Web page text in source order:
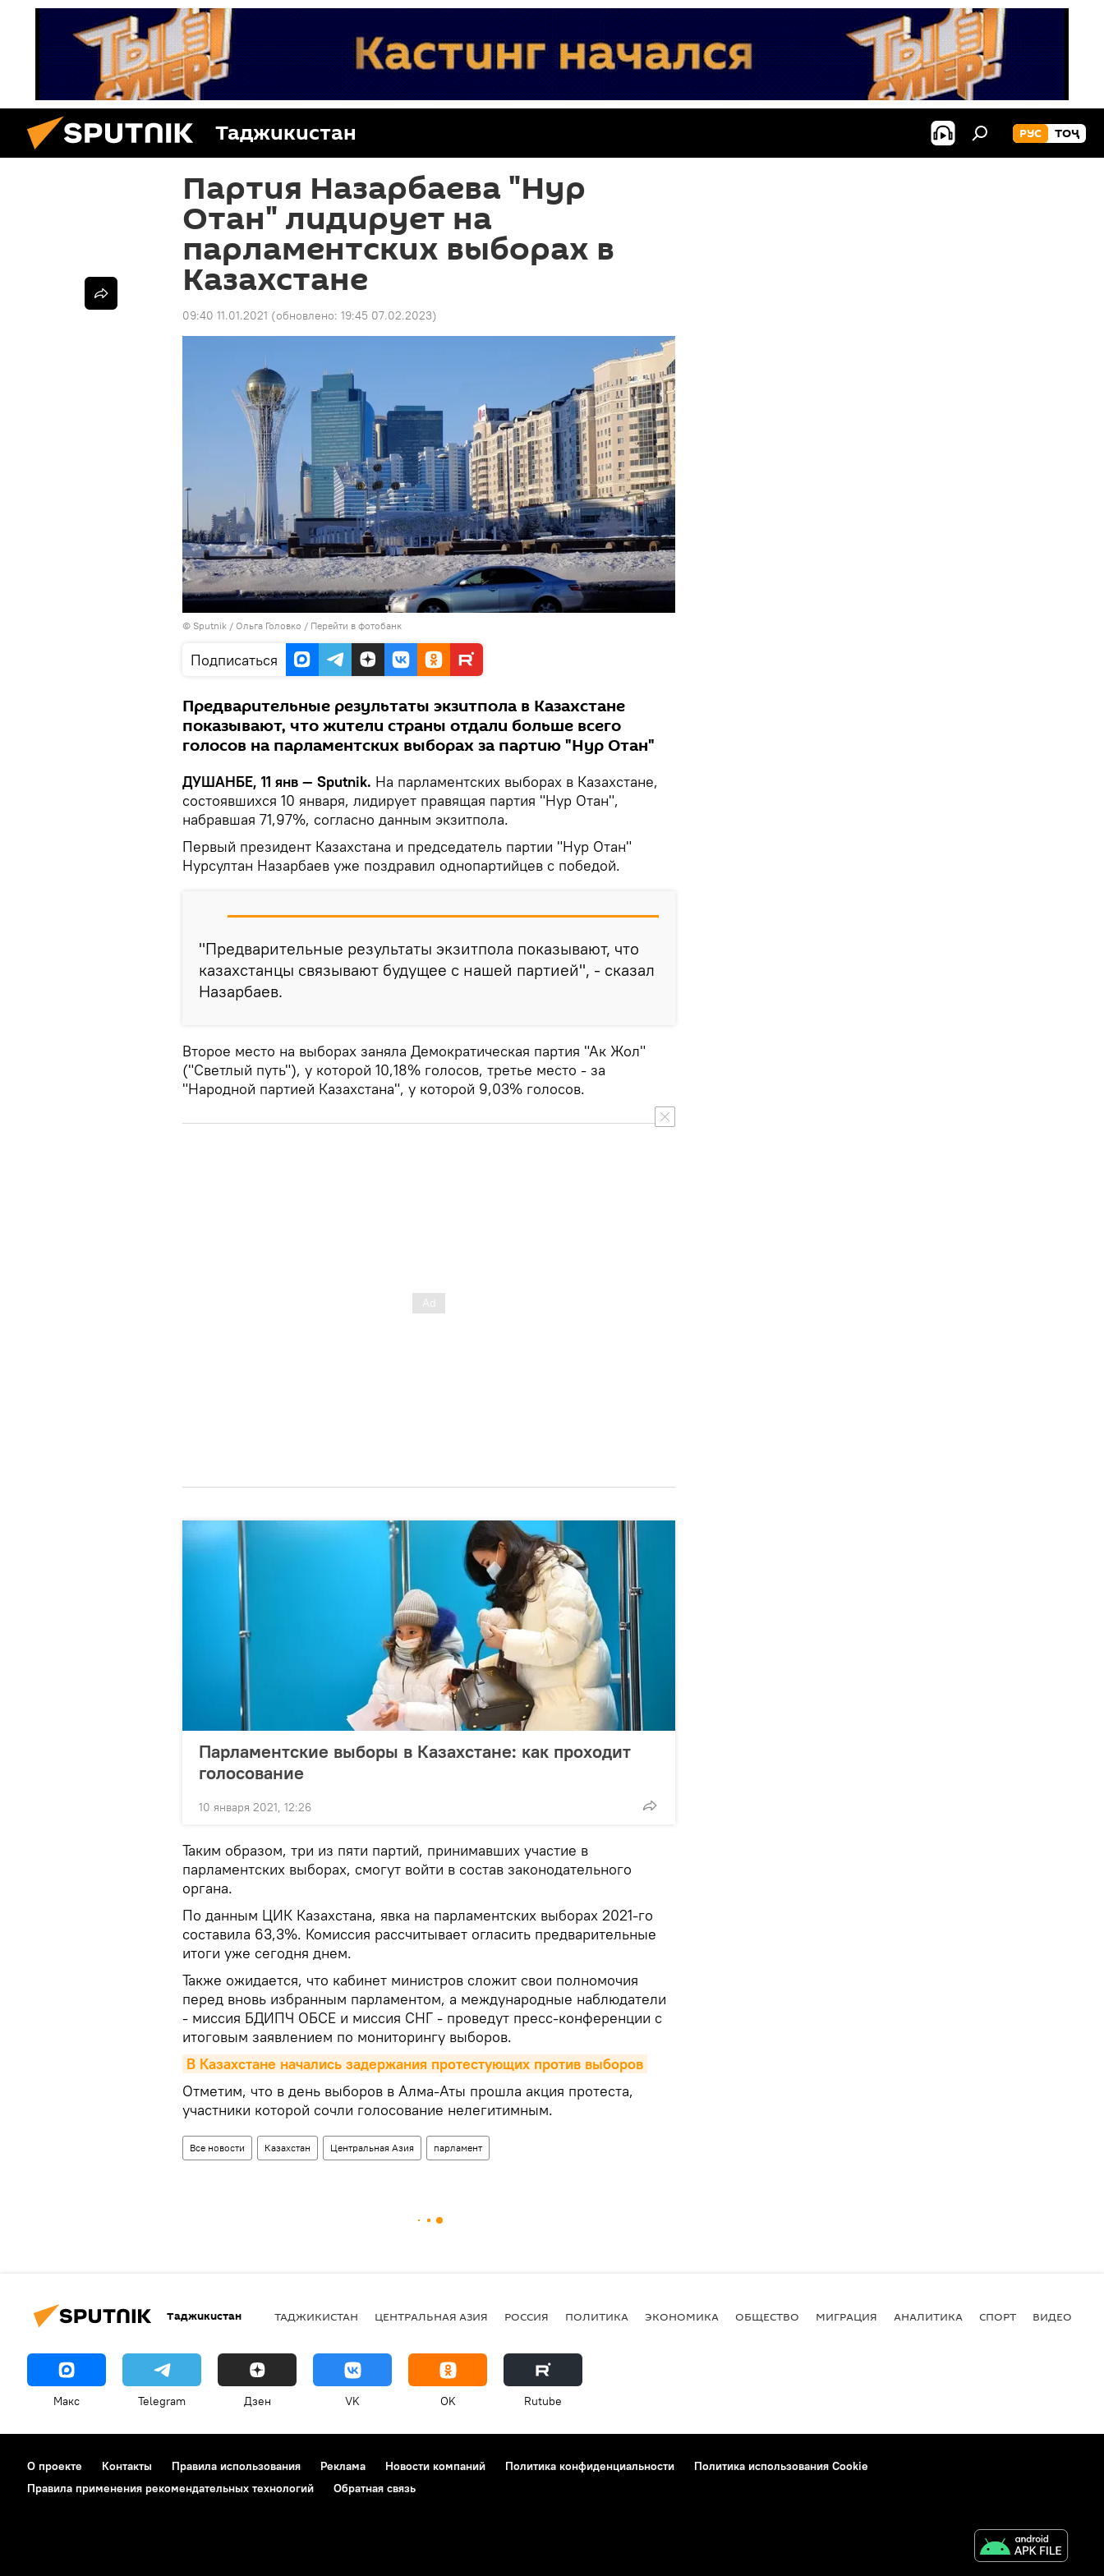
Таджикистан РУС ТОҶ
Партия Назарбаева "Нур
Отан" лидирует на
парламентских выборах в
Казахстане
09:40 11.01.2021 (обновлено: 19:45 07.02.2023)
© Sputnik / Ольга Головко / Перейти в фотобанк
Подписаться
Предварительные результаты экзитпола в Казахстане
показывают, что жители страны отдали больше всего
голосов на парламентских выборах за партию "Нур Отан"
ДУШАНБЕ, 11 янв — Sputnik. На парламентских выборах в Казахстане,
состоявшихся 10 января, лидирует правящая партия "Нур Отан",
набравшая 71,97%, согласно данным экзитпола.
Первый президент Казахстана и председатель партии "Нур Отан"
Нурсултан Назарбаев уже поздравил однопартийцев с победой.
"Предварительные результаты экзитпола показывают, что
казахстанцы связывают будущее с нашей партией", - сказал
Назарбаев.
Второе место на выборах заняла Демократическая партия "Ак Жол"
("Светлый путь"), у которой 10,18% голосов, третье место - за
"Народной партией Казахстана", у которой 9,03% голосов.
Парламентские выборы в Казахстане: как проходит
голосование
10 января 2021, 12:26
Таким образом, три из пяти партий, принимавших участие в
парламентских выборах, смогут войти в состав законодательного
органа.
По данным ЦИК Казахстана, явка на парламентских выборах 2021-го
составила 63,3%. Комиссия рассчитывает огласить предварительные
итоги уже сегодня днем.
Также ожидается, что кабинет министров сложит свои полномочия
перед вновь избранным парламентом, а международные наблюдатели
- миссия БДИПЧ ОБСЕ и миссия СНГ - проведут пресс-конференции с
итоговым заявлением по мониторингу выборов.
В Казахстане начались задержания протестующих против выборов
Отметим, что в день выборов в Алма-Аты прошла акция протеста,
участники которой сочли голосование нелегитимным.
Все новости Казахстан Центральная Азия парламент
Таджикистан ТАДЖИКИСТАН ЦЕНТРАЛЬНАЯ АЗИЯ РОССИЯ ПОЛИТИКА ЭКОНОМИКА ОБЩЕСТВО МИГРАЦИЯ АНАЛИТИКА СПОРТ ВИДЕО
Макс Telegram Дзен VK OK Rutube
О проекте Контакты Правила использования Реклама Новости компаний Политика конфиденциальности
Политика использования Cookie
Правила применения рекомендательных технологий
Обратная связь